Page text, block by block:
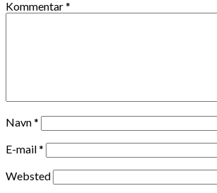
Kommentar*
Navn*
E-mail*
Websted